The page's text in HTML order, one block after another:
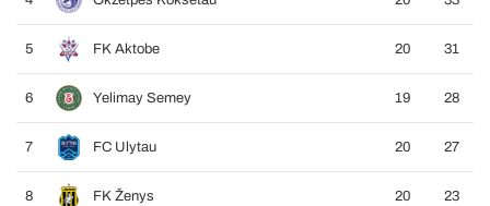
5 FK Aktobe 20 31
6 Yelimay Semey 19 28
7 FC Ulytau 20 27
8 FK Ženys 20 23